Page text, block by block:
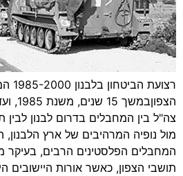
צה"ל בין המחבלים בדרום לבנון
מול נופיה המרהיבים של ארץ הלבנון,
המחבלים הפלסטינים הרבים, בעיקר
תושבי הצפון, כאשר אורות היישובים